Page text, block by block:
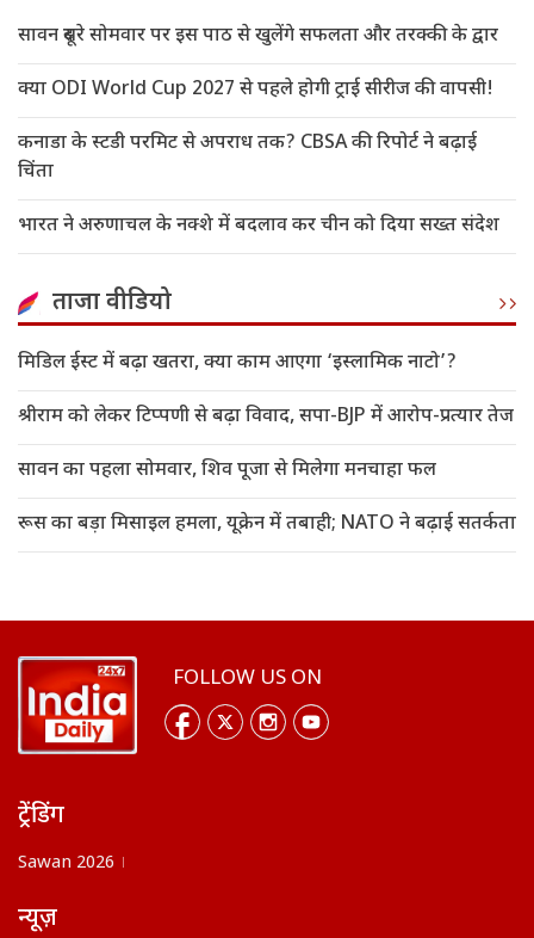
सावन दूसरे सोमवार पर इस पाठ से खुलेंगे सफलता और तरक्की के द्वार
क्या ODI World Cup 2027 से पहले होगी ट्राई सीरीज की वापसी!
कनाडा के स्टडी परमिट से अपराध तक? CBSA की रिपोर्ट ने बढ़ाई
चिंता
भारत ने अरुणाचल के नक्शे में बदलाव कर चीन को दिया सख्त संदेश
ताजा वीडियो
मिडिल ईस्ट में बढ़ा खतरा, क्या काम आएगा ‘इस्लामिक नाटो’?
श्रीराम को लेकर टिप्पणी से बढ़ा विवाद, सपा-BJP में आरोप-प्रत्यार तेज
सावन का पहला सोमवार, शिव पूजा से मिलेगा मनचाहा फल
रूस का बड़ा मिसाइल हमला, यूक्रेन में तबाही; NATO ने बढ़ाई सतर्कता
FOLLOW US ON
ट्रेंडिंग
Sawan 2026
न्यूज़